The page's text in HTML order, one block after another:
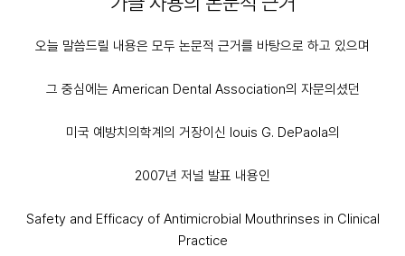
오늘 말씀드릴 내용은 모두 논문적 근거를 바탕으로 하고 있으며
그 중심에는 American Dental Association의 자문의셨던
미국 예방치의학계의 거장이신 louis G. DePaola의
2007년 저널 발표 내용인
Safety and Efficacy of Antimicrobial Mouthrinses in Clinical
Practice